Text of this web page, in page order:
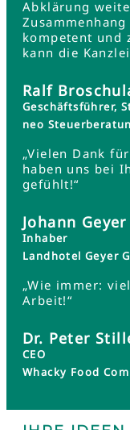
Abklärung
kompetent und
kann die
Ralf
Geschäftsführer,
neo
„Vielen Dank
haben uns bei
gefühlt!“
Johann Geyer
Inhaber
Landhotel Geyer
„Wie immer:
Arbeit!“
Dr. Peter
CEO
Whacky Food